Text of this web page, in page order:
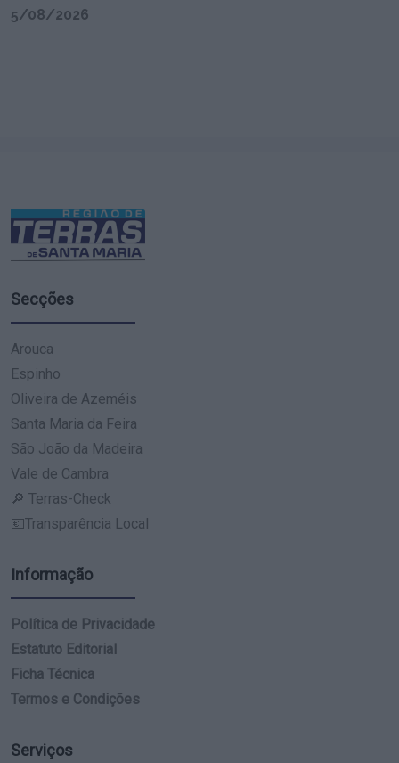
5/08/2026
Secções
Arouca
Espinho
Oliveira de Azeméis
Santa Maria da Feira
São João da Madeira
Vale de Cambra
🔎 Terras-Check
💶Transparência Local
Informação
Política de Privacidade
Estatuto Editorial
Ficha Técnica
Termos e Condições
Serviços